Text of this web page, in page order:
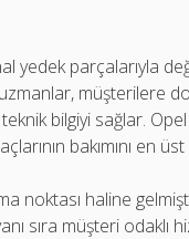
yedek parçalarıyla
müşterilere
bilgiyi sağlar.
bakımını en
noktası haline
sıra müşteri odaklı